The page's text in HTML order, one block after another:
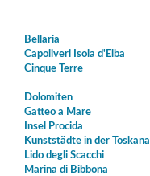
Bellaria
Capoliveri Isola d'Elba
Cinque Terre
Dolomiten
Gatteo a Mare
Insel Procida
Kunststädte in der Toskana
Lido degli Scacchi
Marina di Bibbona